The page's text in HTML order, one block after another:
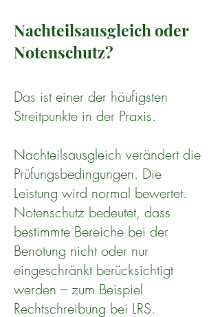
Nachteilsausgleich oder
Notenschutz?
Das ist einer der häufigsten
Streitpunkte in der Praxis.
Nachteilsausgleich verändert die
Prüfungsbedingungen. Die
Leistung wird normal bewertet.
Notenschutz bedeutet, dass
bestimmte Bereiche bei der
Benotung nicht oder nur
eingeschränkt berücksichtigt
werden – zum Beispiel
Rechtschreibung bei LRS.